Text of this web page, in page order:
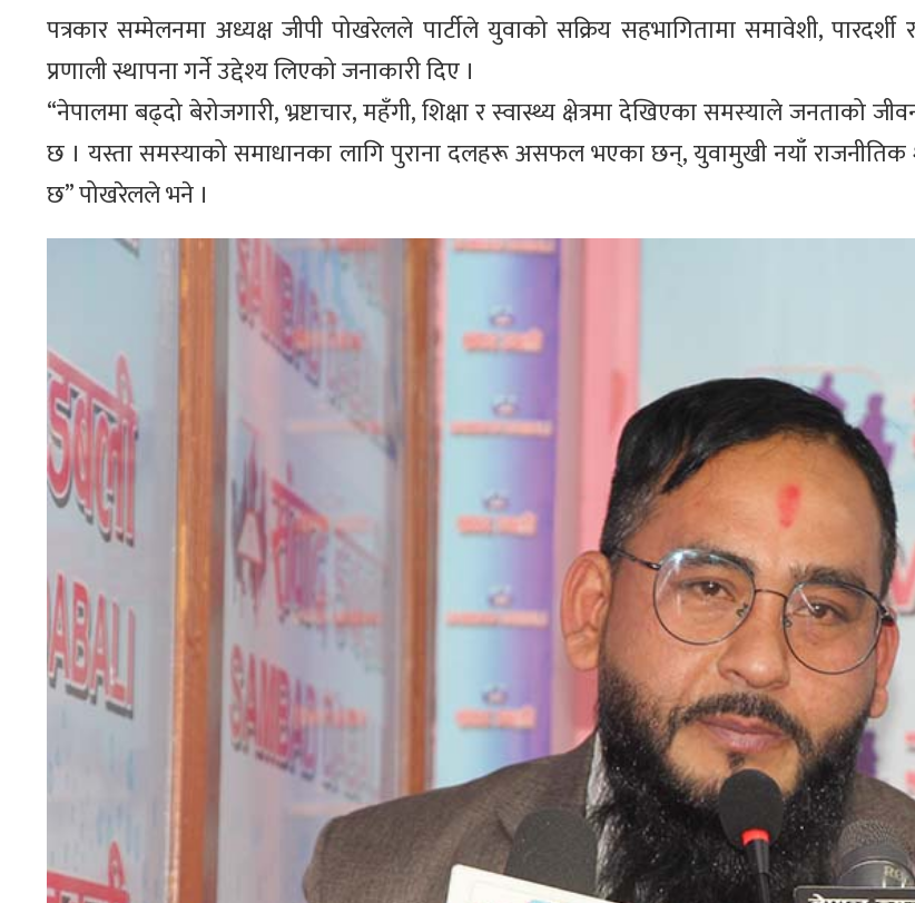
पत्रकार सम्मेलनमा अध्यक्ष जीपी पोखरेलले पार्टीले युवाको सक्रिय सहभागितामा समावेशी, पारदर्शी
प्रणाली स्थापना गर्ने उद्देश्य लिएको जनाकारी दिए ।
“नेपालमा बढ्दो बेरोजगारी, भ्रष्टाचार, महँगी, शिक्षा र स्वास्थ्य क्षेत्रमा देखिएका समस्याले जनताको
छ । यस्ता समस्याको समाधानका लागि पुराना दलहरू असफल भएका छन्, युवामुखी नयाँ
छ” पोखरेलले भने ।